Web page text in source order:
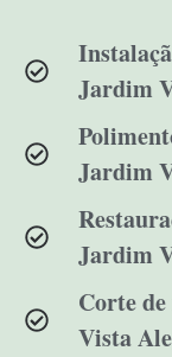
Jardim
Jardim
Jardim
Corte
Vista